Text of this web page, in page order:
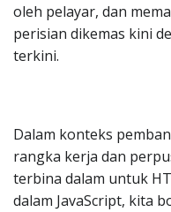
oleh pelayar, dan
perisian dikemas kini
terkini.
Dalam konteks
rangka kerja dan
terbina dalam untuk
dalam JavaScript, kita